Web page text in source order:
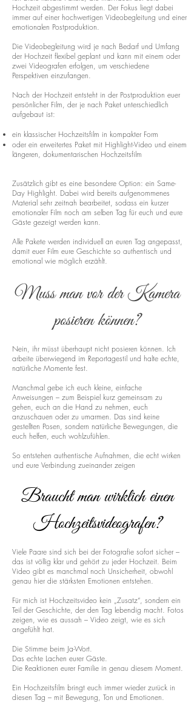
Hochzeit abgestimmt werden. Der Fokus liegt dabei
immer auf einer hochwertigen Videobegleitung und einer
emotionalen Postproduktion.
Die Videobegleitung wird je nach Bedarf und Umfang
der Hochzeit flexibel geplant und kann mit einem oder
zwei Videografen erfolgen, um verschiedene
Perspektiven einzufangen.
Nach der Hochzeit entsteht in der Postproduktion euer
persönlicher Film, der je nach Paket unterschiedlich
aufgebaut ist:
ein klassischer Hochzeitsfilm in kompakter Form
oder ein erweitertes Paket mit Highlight-Video und einem
längeren, dokumentarischen Hochzeitsfilm
Zusätzlich gibt es eine besondere Option: ein Same-
Day Highlight. Dabei wird bereits aufgenommenes
Material sehr zeitnah bearbeitet, sodass ein kurzer
emotionaler Film noch am selben Tag für euch und eure
Gäste gezeigt werden kann.
Alle Pakete werden individuell an euren Tag angepasst,
damit euer Film eure Geschichte so authentisch und
emotional wie möglich erzählt.
Muss man vor der Kamera
posieren können?
Nein, ihr müsst überhaupt nicht posieren können. Ich
arbeite überwiegend im Reportagestil und halte echte,
natürliche Momente fest.
Manchmal gebe ich euch kleine, einfache
Anweisungen – zum Beispiel kurz gemeinsam zu
gehen, euch an die Hand zu nehmen, euch
anzuschauen oder zu umarmen. Das sind keine
gestellten Posen, sondern natürliche Bewegungen, die
euch helfen, euch wohlzufühlen.
So entstehen authentische Aufnahmen, die echt wirken
und eure Verbindung zueinander zeigen
Braucht man wirklich einen
Hochzeitsvideografen?
Viele Paare sind sich bei der Fotografie sofort sicher –
das ist völlig klar und gehört zu jeder Hochzeit. Beim
Video gibt es manchmal noch Unsicherheit, obwohl
genau hier die stärksten Emotionen entstehen.
Für mich ist Hochzeitsvideo kein „Zusatz“, sondern ein
Teil der Geschichte, der den Tag lebendig macht. Fotos
zeigen, wie es aussah – Video zeigt, wie es sich
angefühlt hat.
Die Stimme beim Ja-Wort.
Das echte Lachen eurer Gäste.
Die Reaktionen eurer Familie in genau diesem Moment.
Ein Hochzeitsfilm bringt euch immer wieder zurück in
diesen Tag – mit Bewegung, Ton und Emotionen.